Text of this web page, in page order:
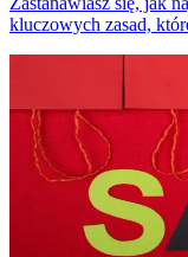
kluczowych zasad,